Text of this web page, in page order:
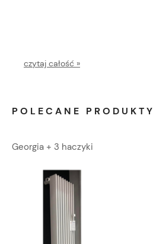
czytaj całość »
POLECANE PRODUKTY
Georgia + 3 haczyki